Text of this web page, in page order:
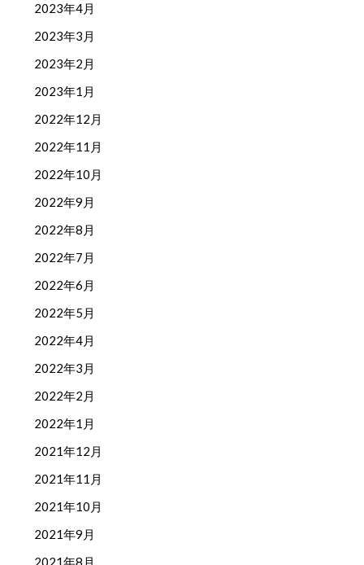
2023年4月
2023年3月
2023年2月
2023年1月
2022年12月
2022年11月
2022年10月
2022年9月
2022年8月
2022年7月
2022年6月
2022年5月
2022年4月
2022年3月
2022年2月
2022年1月
2021年12月
2021年11月
2021年10月
2021年9月
2021年8月